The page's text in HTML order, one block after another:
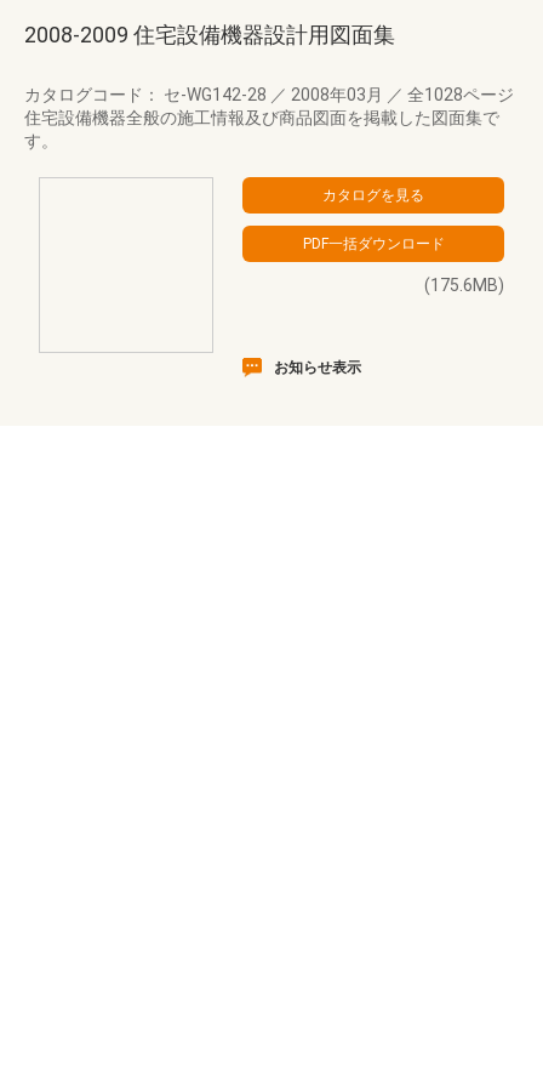
2008-2009 住宅設備機器設計用図面集
カタログコード： セ-WG142-28 ／ 2008年03月 ／ 全1028ページ
住宅設備機器全般の施工情報及び商品図面を掲載した図面集で
す。
(175.6MB)
お知らせ表示